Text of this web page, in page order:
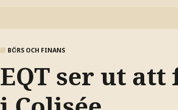
BÖRS OCH FINANS
EQT ser ut